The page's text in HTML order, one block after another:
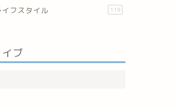
イフスタイル 119
ブ